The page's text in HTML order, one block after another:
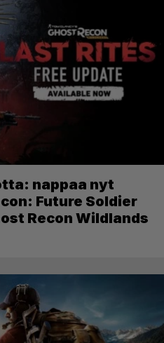
nappaa nyt
Future Soldier
Recon Wildlands